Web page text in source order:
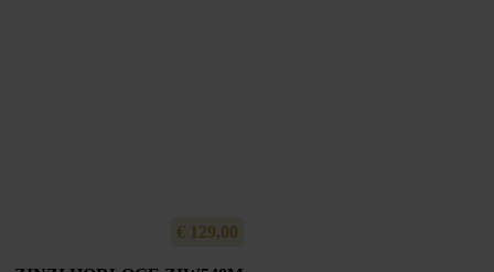
€ 129,00